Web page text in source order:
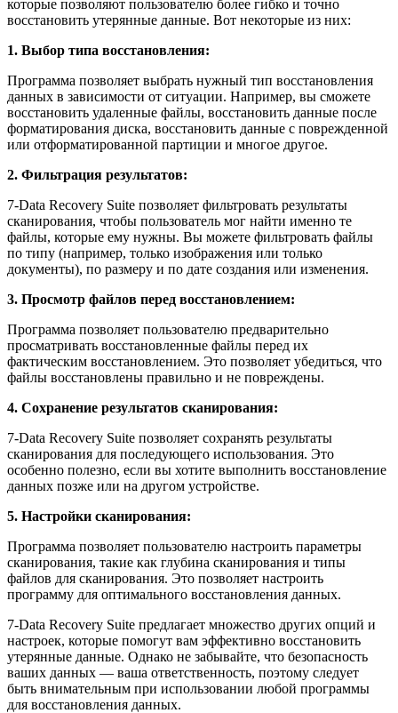
которые позволяют пользователю более гибко и точно
восстановить утерянные данные. Вот некоторые из них:
1. Выбор типа восстановления:
Программа позволяет выбрать нужный тип восстановления
данных в зависимости от ситуации. Например, вы сможете
восстановить удаленные файлы, восстановить данные после
форматирования диска, восстановить данные с поврежденной
или отформатированной партиции и многое другое.
2. Фильтрация результатов:
7-Data Recovery Suite позволяет фильтровать результаты
сканирования, чтобы пользователь мог найти именно те
файлы, которые ему нужны. Вы можете фильтровать файлы
по типу (например, только изображения или только
документы), по размеру и по дате создания или изменения.
3. Просмотр файлов перед восстановлением:
Программа позволяет пользователю предварительно
просматривать восстановленные файлы перед их
фактическим восстановлением. Это позволяет убедиться, что
файлы восстановлены правильно и не повреждены.
4. Сохранение результатов сканирования:
7-Data Recovery Suite позволяет сохранять результаты
сканирования для последующего использования. Это
особенно полезно, если вы хотите выполнить восстановление
данных позже или на другом устройстве.
5. Настройки сканирования:
Программа позволяет пользователю настроить параметры
сканирования, такие как глубина сканирования и типы
файлов для сканирования. Это позволяет настроить
программу для оптимального восстановления данных.
7-Data Recovery Suite предлагает множество других опций и
настроек, которые помогут вам эффективно восстановить
утерянные данные. Однако не забывайте, что безопасность
ваших данных — ваша ответственность, поэтому следует
быть внимательным при использовании любой программы
для восстановления данных.